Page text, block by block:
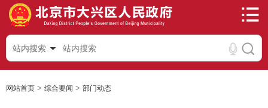
站内搜索
网站首页 > 综合要闻 > 部门动态